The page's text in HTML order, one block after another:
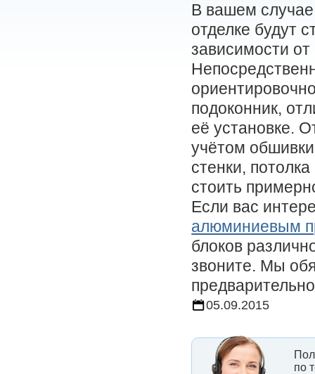
В вашем
отделке будут
зависимости
подоконник,
её установке.
учётом
стенки,
стоить
Если вас
алюминиевым
блоков
звоните. Мы
05.09.2015
по